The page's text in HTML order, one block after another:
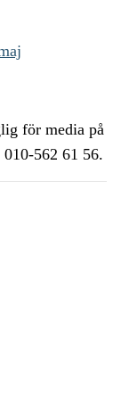
för media på
562 61 56.